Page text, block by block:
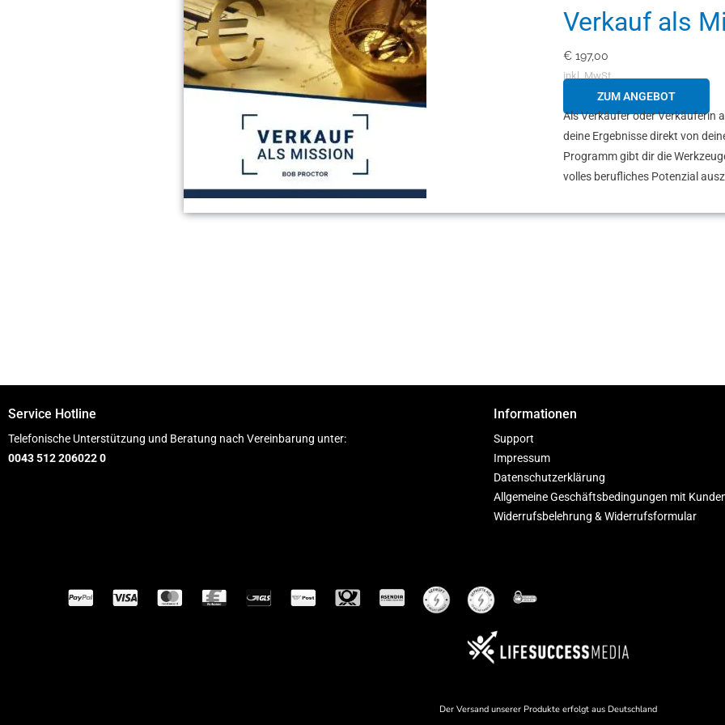
Verkauf als
€ 197,00
inkl. MwSt.
ZUM ANGEBOT
Als Verkäufer oder Verkäuferin
deine Ergebnisse direkt von
Programm gibt dir die
volles berufliches Potenzial
Service Hotline
Telefonische Unterstützung und Beratung nach Vereinbarung unter:
0043 512 206022 0
Informationen
Support
Impressum
Datenschutzerklärung
Allgemeine Geschäftsbedingungen mit
Widerrufsbelehrung & Widerrufsformular
Der Versand unserer Produkte erfolgt aus Deutschland